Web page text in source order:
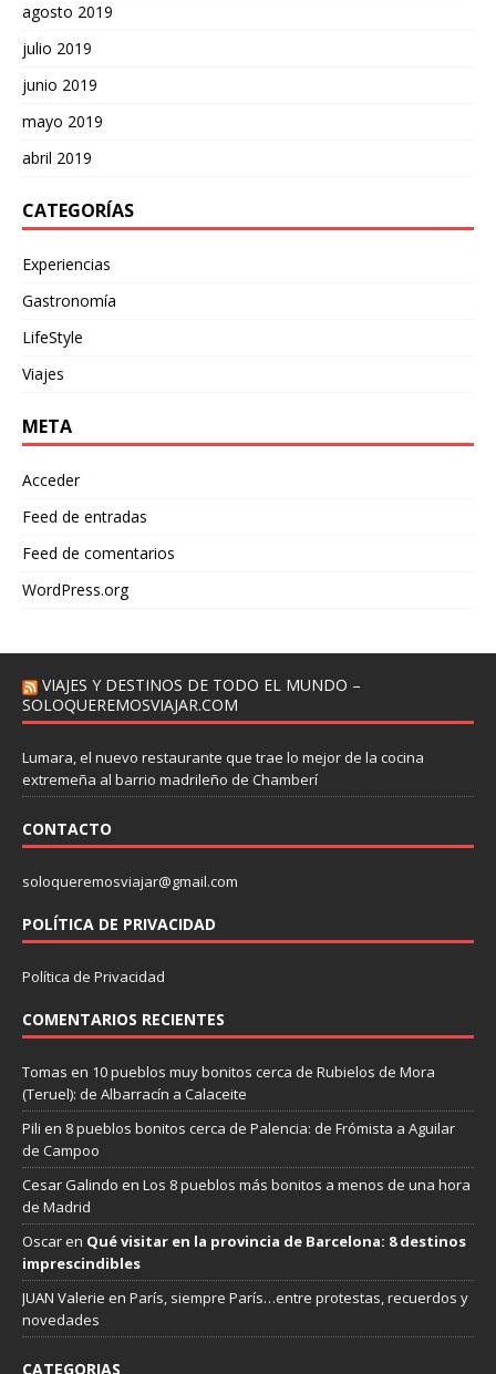
agosto 2019
julio 2019
junio 2019
mayo 2019
abril 2019
CATEGORÍAS
Experiencias
Gastronomía
LifeStyle
Viajes
META
Acceder
Feed de entradas
Feed de comentarios
WordPress.org
VIAJES Y DESTINOS DE TODO EL MUNDO –
SOLOQUEREMOSVIAJAR.COM
Lumara, el nuevo restaurante que trae lo mejor de la cocina
extremeña al barrio madrileño de Chamberí
CONTACTO
soloqueremosviajar@gmail.com
POLÍTICA DE PRIVACIDAD
Política de Privacidad
COMENTARIOS RECIENTES
Tomas en 10 pueblos muy bonitos cerca de Rubielos de Mora
(Teruel): de Albarracín a Calaceite
Pili en 8 pueblos bonitos cerca de Palencia: de Frómista a Aguilar
de Campoo
Cesar Galindo en Los 8 pueblos más bonitos a menos de una hora
de Madrid
Oscaren Qué visitar en la provincia de Barcelona: 8 destinos
imprescindibles
JUAN Valerie en París, siempre París…entre protestas, recuerdos y
novedades
CATEGORIAS